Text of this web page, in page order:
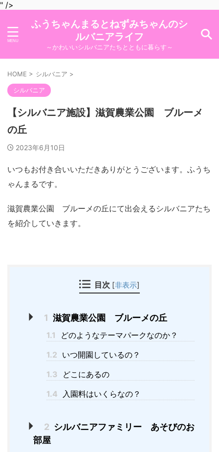
" />
ふうちゃんまるとねずみちゃんのシ
ルバニアライフ
～かわいいシルバニアたちとともに暮らす～
HOME > シルバニア >
シルバニア
【シルバニア施設】滋賀農業公園 ブルーメ
の丘
2023年6月10日
いつもお付き合いいただきありがとうございます。ふうち
ゃんまるです。
滋賀農業公園 ブルーメの丘にて出会えるシルバニアたち
を紹介していきます。
目次 [非表示]
1 滋賀農業公園 ブルーメの丘
1.1
どのようなテーマパークなのか？
1.2 いつ開園しているの？
1.3
どこにあるの
1.4
入園料はいくらなの？
2 シルバニアファミリー あそびのお
部屋